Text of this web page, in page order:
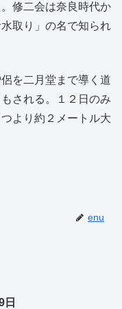
修二会は奈良時代か
取り」の名で知られ
を二月堂まで導く道
される。１２日のみ
より約２メートル大
enu
日